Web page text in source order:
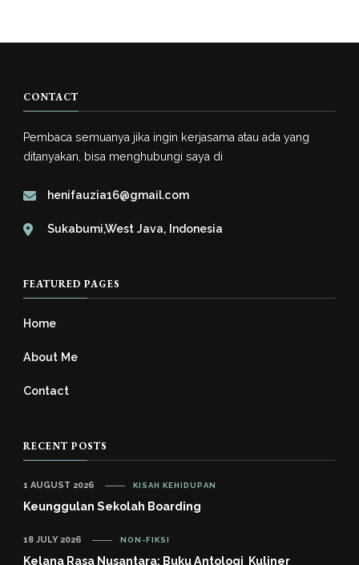
CONTACT
Pembaca semuanya jika ingin kerjasama atau ada yang
ditanyakan, bisa menghubungi saya di
henifauzia16@gmail.com
Sukabumi,West Java, Indonesia
FEATURED PAGES
Home
About Me
Contact
RECENT POSTS
KISAH KEHIDUPAN
Keunggulan Sekolah Boarding
1 AUGUST 2026
NON-FIKSI
Kelana Rasa Nusantara: Buku Antologi Kuliner
18 JULY 2026